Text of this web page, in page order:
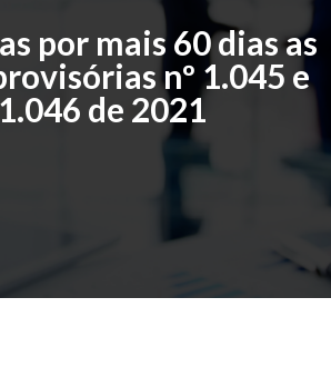
por mais 60 dias as
nº 1.045 e
de 2021